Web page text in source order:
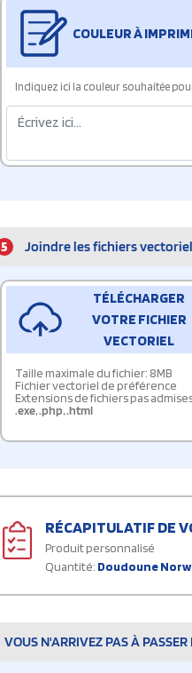
COULEUR À
Indiquez ici la couleur souhaitée
5 Joindre les fichiers
TÉLÉCHARGER
VOTRE FICHIER
VECTORIEL
Taille maximale du fichier: 8MB
Fichier vectoriel de préférence
Extensions de fichiers pas
.exe,.php,.html
RÉCAPITULATIF DE
Produit personnalisé
Quantité: Doudoune
VOUS N'ARRIVEZ PAS À